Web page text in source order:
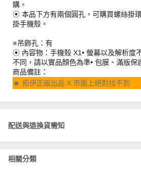
購。
⦿ 本品下方有兩個圓孔，可購買螺絲掛
掛手機殼。
※吊飾孔：有
⦿ 內容物：手機殼 X1• 螢幕以及解析度
不同，請以實品顏色為準• 包膜、滿版保
商品備註：
☻ 拓伊正版出品 X 市面上絕對找不到
配送與退換貨需知
相關分類